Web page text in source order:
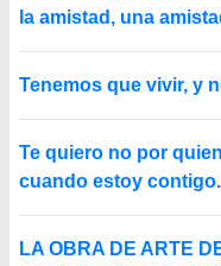
la amistad, una
Tenemos que vivir, y
Te quiero no por
cuando estoy contigo.
LA OBRA DE ARTE